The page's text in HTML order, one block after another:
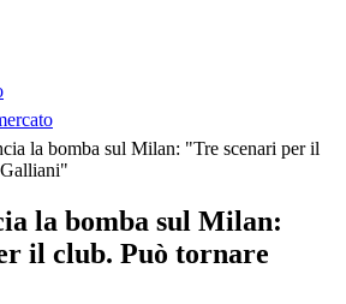
la bomba sul Milan: "Tre scenari per il
la bomba sul Milan:
il club. Può tornare